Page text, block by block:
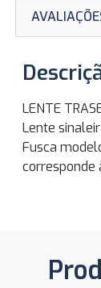
LENTE
Lente
Fusca
corresponde